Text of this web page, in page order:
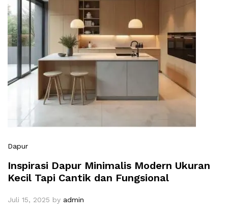
Dapur
Inspirasi Dapur Minimalis Modern Ukuran
Kecil Tapi Cantik dan Fungsional
Juli 15, 2025 by admin